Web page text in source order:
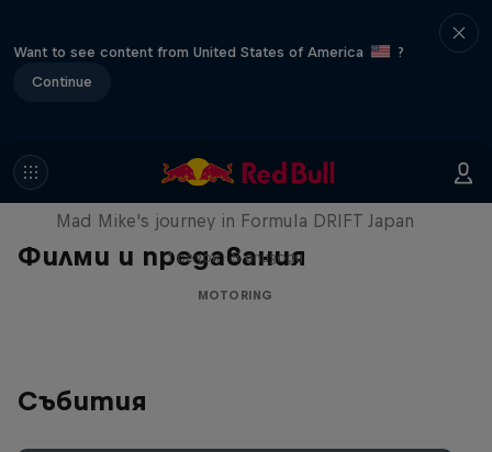
Want to see content from United States of America
?
Continue
Филми и предавания
Nippon Dorifuto
Mad Mike's journey in Formula DRIFT Japan
1 сезон · 5 епизоди
MOTORING
Събития